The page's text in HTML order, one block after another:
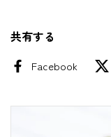
共有する
Facebook